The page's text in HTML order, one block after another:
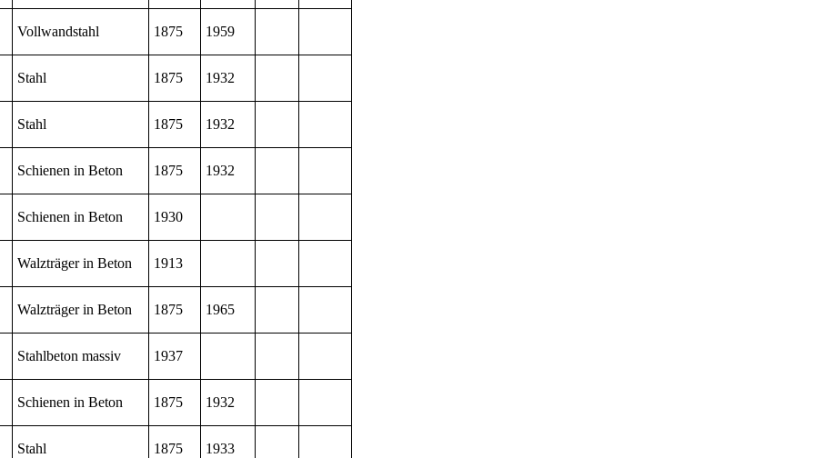
Vollwandstahl 1875 1959
Stahl 1875 1932
Stahl 1875 1932
Schienen in Beton 1875 1932
Schienen in Beton 1930
Walzträger in Beton 1913
Walzträger in Beton 1875 1965
Stahlbeton massiv 1937
Schienen in Beton 1875 1932
Stahl 1875 1933